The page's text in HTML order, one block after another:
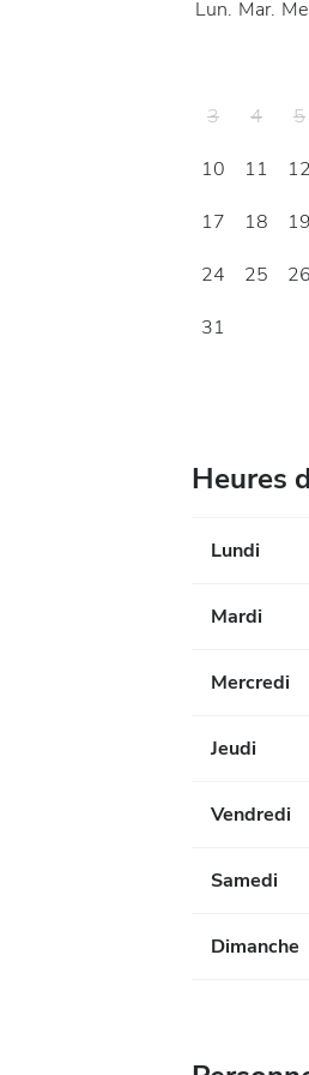
Lun. Mar.
3
4 5
10
11 12
17
18 19
24
25 26
31
Heures
Lundi
Mardi
Mercredi
Jeudi
Vendredi
Samedi
Dimanche